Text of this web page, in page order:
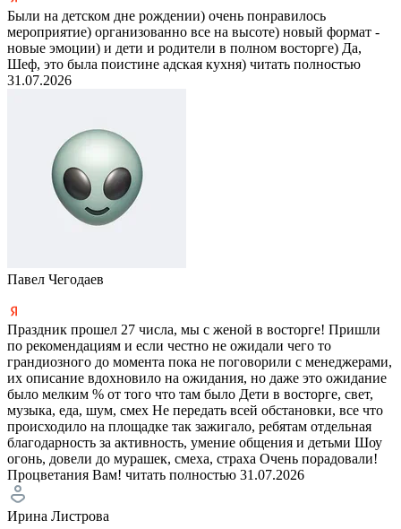
Были на детском дне рождении) очень понравилось
мероприятие) организованно все на высоте) новый формат -
новые эмоции) и дети и родители в полном восторге) Да,
Шеф, это была поистине адская кухня) читать полностью
31.07.2026
Павел Чегодаев
Праздник прошел 27 числа, мы с женой в восторге! Пришли
по рекомендациям и если честно не ожидали чего то
грандиозного до момента пока не поговорили с менеджерами,
их описание вдохновило на ожидания, но даже это ожидание
было мелким % от того что там было Дети в восторге, свет,
музыка, еда, шум, смех Не передать всей обстановки, все что
происходило на площадке так зажигало, ребятам отдельная
благодарность за активность, умение общения и детьми Шоу
огонь, довели до мурашек, смеха, страха Очень порадовали!
Процветания Вам! читать полностью 31.07.2026
Ирина Листрова